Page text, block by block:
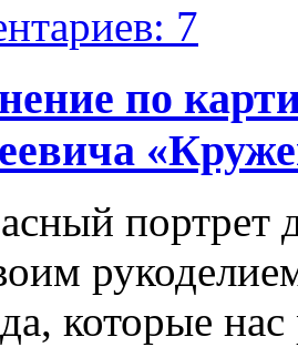
7
по
портрет
которые